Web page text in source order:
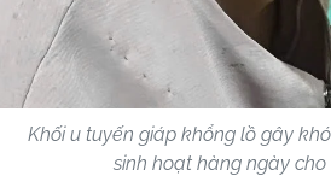
Khối u tuyến giáp khổng lồ gây
sinh hoạt hàng ngày cho